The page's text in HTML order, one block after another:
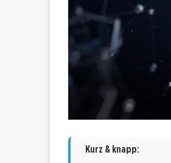
Kurz & knapp: